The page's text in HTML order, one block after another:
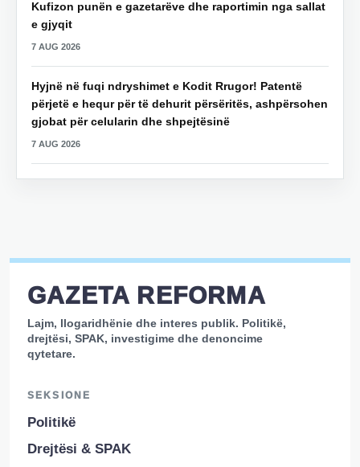
Kufizon punën e gazetarëve dhe raportimin nga sallat
e gjyqit
7 AUG 2026
Hyjnë në fuqi ndryshimet e Kodit Rrugor! Patentë
përjetë e hequr për të dehurit përsëritës, ashpërsohen
gjobat për celularin dhe shpejtësinë
7 AUG 2026
GAZETA REFORMA
Lajm, llogaridhënie dhe interes publik. Politikë,
drejtësi, SPAK, investigime dhe denoncime
qytetare.
SEKSIONE
Politikë
Drejtësi & SPAK